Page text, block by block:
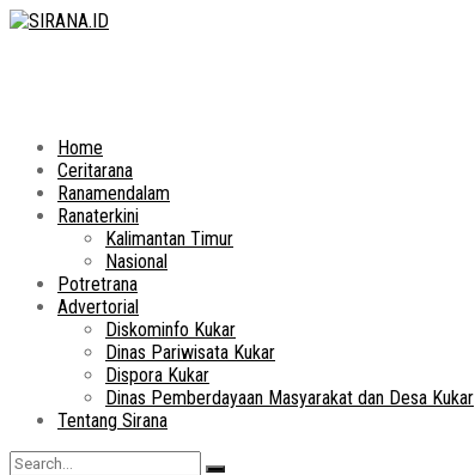
Home
Ceritarana
Ranamendalam
Ranaterkini
Kalimantan Timur
Nasional
Potretrana
Advertorial
Diskominfo Kukar
Dinas Pariwisata Kukar
Dispora Kukar
Dinas Pemberdayaan Masyarakat dan Desa Kukar
Tentang Sirana